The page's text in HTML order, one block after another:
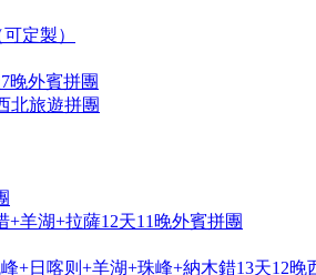
定製）
晚外賓拼團
北旅遊拼團
羊湖+拉薩12天11晚外賓拼團
+日喀则+羊湖+珠峰+納木錯13天12晚